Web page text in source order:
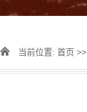
当前位置: 首页 >>